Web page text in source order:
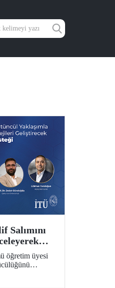
Salımını
öğretim üyesi
Polyester
Koşullarına